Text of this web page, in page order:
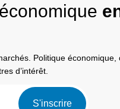
Politique économique,
d’intérêt.
S'inscrire